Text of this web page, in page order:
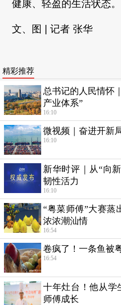
健康、轻盈的生活状态。
文、图 | 记者 张华
精彩推荐